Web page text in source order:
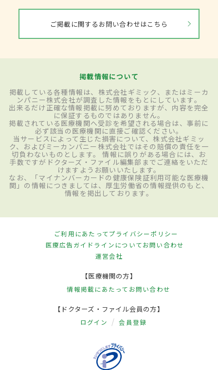
ご掲載に関するお問い合わせはこちら
掲載情報について
掲載している各種情報は、株式会社ギミック、またはミーカ
ンパニー株式会社が調査した情報をもとにしています。
出来るだけ正確な情報掲載に努めておりますが、内容を完全
に保証するものではありません。
掲載されている医療機関へ受診を希望される場合は、事前に
必ず該当の医療機関に直接ご確認ください。
当サービスによって生じた損害について、株式会社ギミッ
ク、およびミーカンパニー株式会社ではその賠償の責任を一
切負わないものとします。 情報に誤りがある場合には、お
手数ですがドクターズ・ファイル編集部までご連絡をいただ
けますようお願いいたします。
なお、「マイナンバーカードの健康保険証利用可能な医療機
関」の情報につきましては、厚生労働省の情報提供のもと、
情報を掲出しております。
ご利用にあたってプライバシーポリシー
医療広告ガイドラインについてお問い合わせ
運営会社
【医療機関の方】
情報掲載にあたって お問い合わせ
【ドクターズ・ファイル会員の方】
ログイン 会員登録